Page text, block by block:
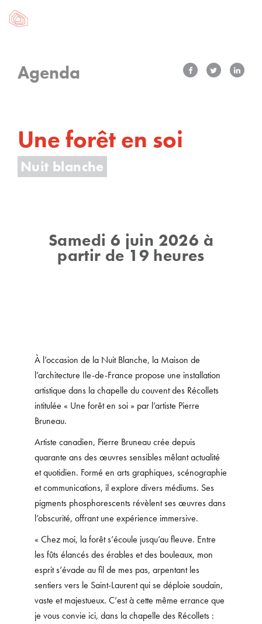
Agenda
Une forêt en soi
Nuit blanche
Samedi 6 juin 2026 à
partir de 19 heures
À l’occasion de la Nuit Blanche, la Maison de
l’architecture Ile-de-France propose une installation
artistique dans la chapelle du couvent des Récollets
intitulée « Une forêt en soi » par l’artiste Pierre
Bruneau.
Artiste canadien, Pierre Bruneau crée depuis
quarante ans des œuvres sensibles mêlant actualité
et quotidien. Formé en arts graphiques, scénographie
et communications, il explore divers médiums. Ses
pigments phosphorescents révèlent ses œuvres dans
l’obscurité, offrant une expérience immersive.
« Chez moi, la forêt s’écoule jusqu’au fleuve. Entre
les fûts élancés des érables et des bouleaux, mon
esprit s’évade au fil de mes pas, arpentant les
sentiers vers le Saint-Laurent qui se déploie soudain,
vaste et majestueux. C’est à cette même errance que
je vous convie ici, dans la chapelle des Récollets :